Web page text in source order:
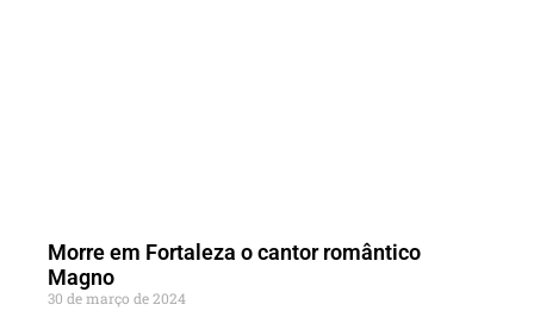
Morre em Fortaleza o cantor romântico
Magno
30 de março de 2024